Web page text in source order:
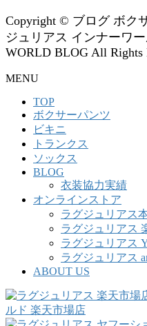
Copyright © ブログ ボク
ジュリアス インナーワ
WORLD BLOG All Rights
MENU
TOP
ボクサーパンツ
ビキニ
トランクス
ソックス
BLOG
衣装協力実績
オンラインストア
ラグジュリアス
ラグジュリアス
ラグジュリアス
ラグジュリアス
ABOUT US
ルド 楽天市場店